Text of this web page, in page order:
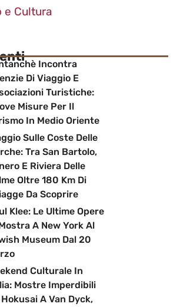
e Cultura
Incontra
Di Viaggio E
Turistiche:
Misure Per Il
In Medio Oriente
Sulle Coste Delle
Tra San Bartolo,
E Riviera Delle
Oltre 180 Km Di
Da Scoprire
Klee: Le Ultime Opere
A New York Al
Museum Dal 20
Culturale In
Mostre Imperdibili
Hokusai A Van Dyck,